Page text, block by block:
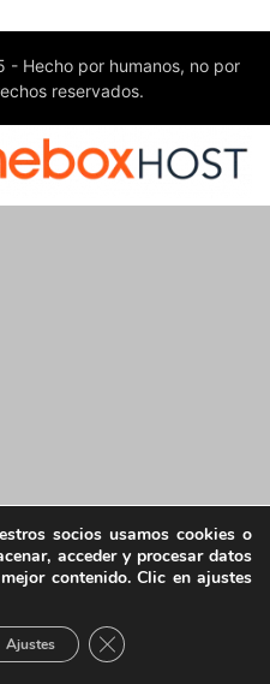
- Hecho por humanos, no por
reservados.
socios usamos cookies o
acceder y procesar datos
contenido. Clic en ajustes
Ajustes Cerrar el banner de